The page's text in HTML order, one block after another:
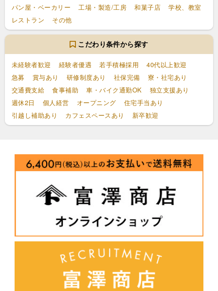
パン屋・ベーカリー
工場・製造/工房 和菓子店
学校、教室
レストラン
その他
こだわり条件から探す
未経験者歓迎 経験者優遇 若手積極採用
40代以上歓迎
急募
賞与あり 研修制度あり 社保完備
寮・社宅あり
交通費支給
食事補助 車・バイク通勤OK
独立支援あり
週休2日
個人経営 オープニング
住宅手当あり
引越し補助あり
カフェスペースあり 新卒歓迎